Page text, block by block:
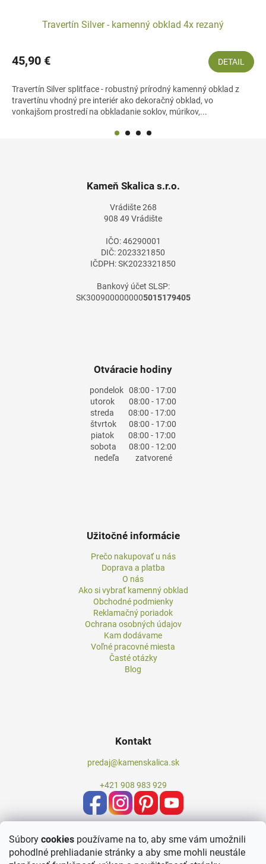
Súbory cookies používame na to, aby sme vám umožnili
pohodlné prehliadanie stránky a aby sme mohli neustále
Travertín Silver - kamenný obklad 4x rezaný
45,90 € DETAIL
Travertín Silver splitface - robustný prírodný kamenný obklad z
travertínu vhodný pre interiér ako dekoračný obklad, vo
vonkajšom prostredí na obkladanie soklov, múrikov,...
Kameň Skalica s.r.o.
Vrádište 268
908 49 Vrádište
IČO: 46290001
DIČ: 2023321850
IČDPH: SK2023321850
Bankový účet SLSP:
SK3009000000005015179405
Otváracie hodiny
pondelok 08:00 - 17:00
utorok08:00 - 17:00
streda 08:00 - 17:00
štvrtok08:00 - 17:00
piatok08:00 - 17:00
sobota 08:00 - 12:00
nedeľa zatvorené
Užitočné informácie
Prečo nakupovať u nás
Doprava a platba
O nás
Ako si vybrať kamenný obklad
Obchodné podmienky
Reklamačný poriadok
Ochrana osobných údajov
Kam dodávame
Voľné pracovné miesta
Časté otázky
Blog
Kontakt
predaj@kamenskalica.sk
+421 908 983 929